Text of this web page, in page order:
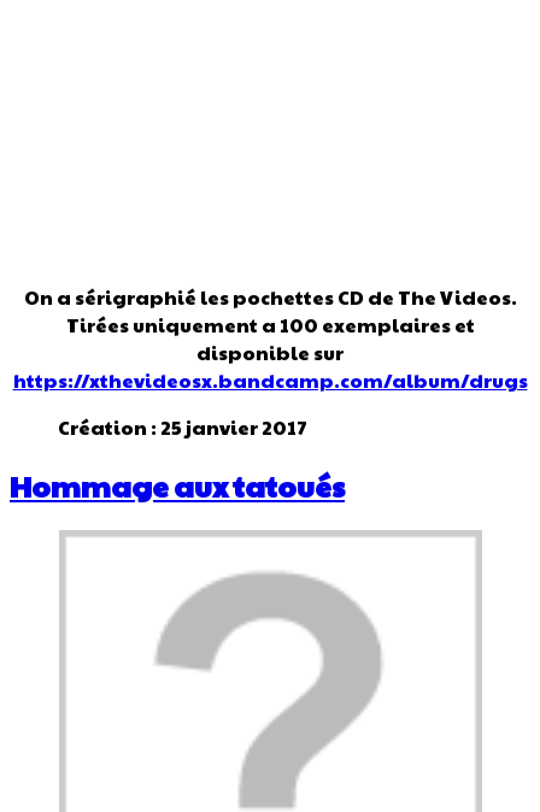
On a sérigraphié les pochettes CD de The Videos.
Tirées uniquement a 100 exemplaires et
disponible sur
https://xthevideosx.bandcamp.com/album/drugs
Création : 25 janvier 2017
Hommage aux tatoués